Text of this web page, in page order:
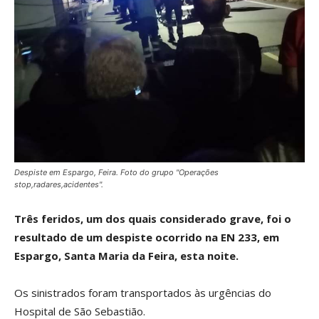
Despiste em Espargo, Feira. Foto do grupo "Operações
stop,radares,acidentes".
Três feridos, um dos quais considerado grave, foi o
resultado de um despiste ocorrido na EN 233, em
Espargo, Santa Maria da Feira, esta noite.
Os sinistrados foram transportados às urgências do
Hospital de São Sebastião.